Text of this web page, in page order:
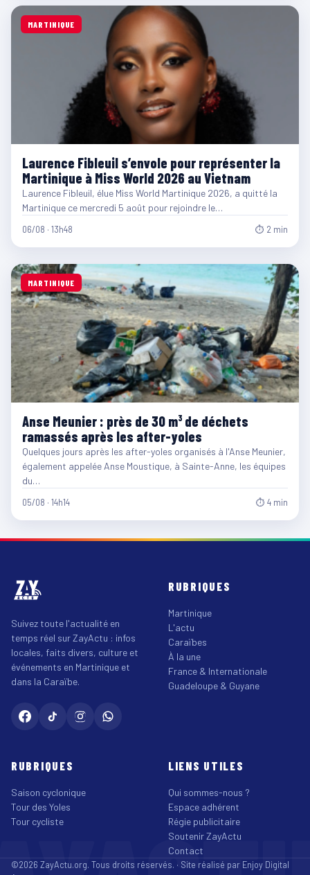
MARTINIQUE
Laurence Fibleuil s’envole pour représenter la
Martinique à Miss World 2026 au Vietnam
Laurence Fibleuil, élue Miss World Martinique 2026, a quitté la
Martinique ce mercredi 5 août pour rejoindre le…
06/08 · 13h48 ⏱ 2 min
MARTINIQUE
Anse Meunier : près de 30 m³ de déchets
ramassés après les after-yoles
Quelques jours après les after-yoles organisés à l'Anse Meunier,
également appelée Anse Moustique, à Sainte-Anne, les équipes
du…
05/08 · 14h14 ⏱ 4 min
Suivez toute l'actualité en
temps réel sur ZayActu : infos
locales, faits divers, culture et
événements en Martinique et
dans la Caraïbe.
RUBRIQUES
Martinique
L'actu
Caraïbes
À la une
France & Internationale
Guadeloupe & Guyane
RUBRIQUES
Saison cyclonique
Tour des Yoles
Tour cycliste
LIENS UTILES
Qui sommes-nous ?
Espace adhérent
Régie publicitaire
Soutenir ZayActu
Contact
©2026 ZayActu.org. Tous droits réservés. · Site réalisé par Enjoy Digital